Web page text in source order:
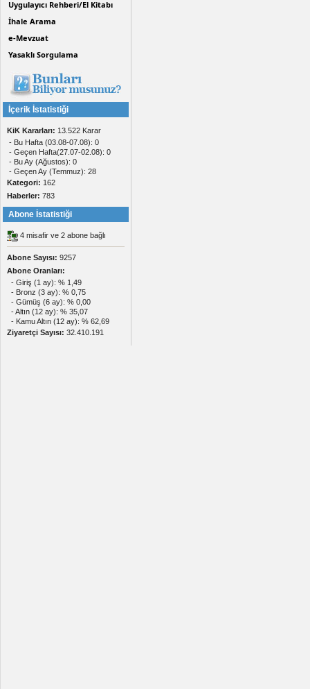
Uygulayıcı Rehberi/El Kitabı
İhale Arama
e-Mevzuat
Yasaklı Sorgulama
İçerik İstatistiği
KiK Kararları: 13.522 Karar
- Bu Hafta (03.08-07.08): 0
- Geçen Hafta(27.07-02.08): 0
- Bu Ay (Ağustos): 0
- Geçen Ay (Temmuz): 28
Kategori: 162
Haberler: 783
Abone İstatistiği
4 misafir ve 2 abone bağlı
Abone Sayısı: 9257
Abone Oranları:
- Giriş (1 ay): % 1,49
- Bronz (3 ay): % 0,75
- Gümüş (6 ay): % 0,00
- Altın (12 ay): % 35,07
- Kamu Altın (12 ay): % 62,69
Ziyaretçi Sayısı: 32.410.191